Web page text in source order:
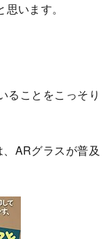
います。
ることをこっそり
ARグラスが普及